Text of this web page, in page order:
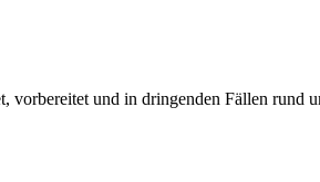
vorbereitet und in dringenden Fällen rund